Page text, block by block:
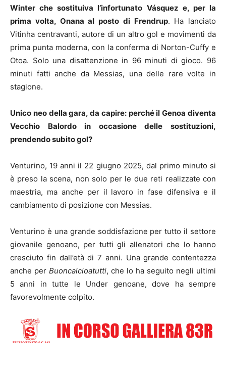
Winter che sostituiva l’infortunato Vásquez e, per la
prima volta, Onana al posto di Frendrup. Ha lanciato
Vitinha centravanti, autore di un altro gol e movimenti da
prima punta moderna, con la conferma di Norton-Cuffy e
Otoa. Solo una disattenzione in 96 minuti di gioco. 96
minuti fatti anche da Messias, una delle rare volte in
stagione.
Unico neo della gara, da capire: perché il Genoa diventa
Vecchio Balordo in occasione delle sostituzioni,
prendendo subito gol?
Venturino, 19 anni il 22 giugno 2025, dal primo minuto si
è preso la scena, non solo per le due reti realizzate con
maestria, ma anche per il lavoro in fase difensiva e il
cambiamento di posizione con Messias.
Venturino è una grande soddisfazione per tutto il settore
giovanile genoano, per tutti gli allenatori che lo hanno
cresciuto fin dall’età di 7 anni. Una grande contentezza
anche per Buoncalcioatutti, che lo ha seguito negli ultimi
5 anni in tutte le Under genoane, dove ha sempre
favorevolmente colpito.